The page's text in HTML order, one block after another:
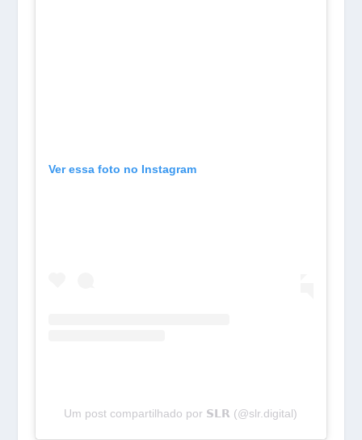
Ver essa foto no Instagram
Um post compartilhado por 𝗦𝗟𝗥 (@slr.digital)